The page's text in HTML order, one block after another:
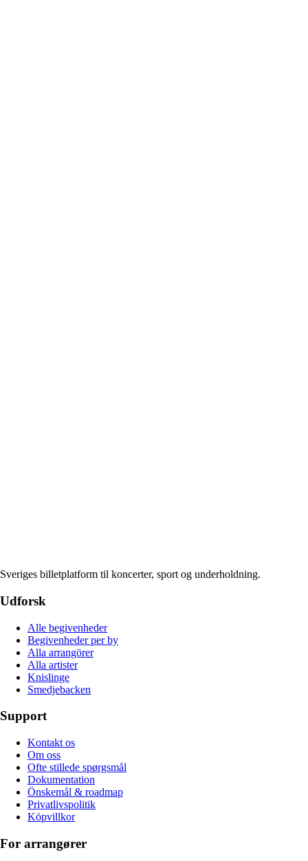
Sveriges billetplatform til koncerter, sport og underholdning.
Udforsk
Alle begivenheder
Begivenheder per by
Alla arrangörer
Alla artister
Knislinge
Smedjebacken
Support
Kontakt os
Om oss
Ofte stillede spørgsmål
Dokumentation
Önskemål & roadmap
Privatlivspolitik
Köpvillkor
For arrangører